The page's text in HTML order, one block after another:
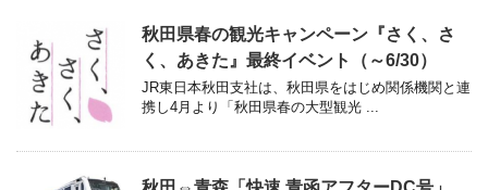
秋田県春の観光キャンペーン『さく、さ
く、あきた』最終イベント（～6/30）
JR東日本秋田支社は、秋田県をはじめ関係機関と連
携し4月より「秋田県春の大型観光 ...